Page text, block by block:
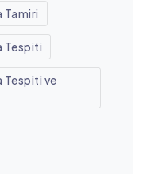
Tamiri
Tespiti
Tespiti ve